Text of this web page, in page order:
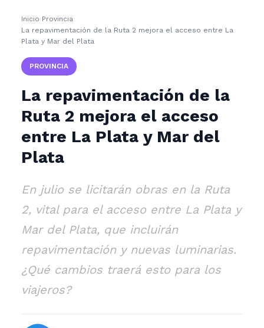
Inicio ›Provincia›
La repavimentación de la Ruta 2 mejora el acceso entre La
Plata y Mar del Plata
PROVINCIA
La repavimentación de la
Ruta 2 mejora el acceso
entre La Plata y Mar del
Plata
En julio se licitarán obras en la Ruta
2, vital para el acceso entre La Plata y
Mar del Plata, que incluirán
repavimentación y nuevas luminarias.
¿Qué cambios traerá esto para los
viajeros?